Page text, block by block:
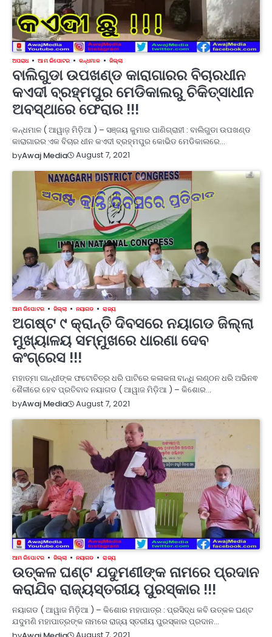
ଅପରାଧ ଆମ ରିପୋଟର କନ୍ଧମାଳ ଜିଲ୍ଲା
ବାଲିଗୁଡା ଉପଖଣ୍ଡ କାରାଗାରର ବିଚାରଧୀନ
କଏଦୀ ବ୍ରହ୍ମପୁର ମେଡିକାଲରୁ ଚିକିତ୍ସାଧୀନ
ଅବସ୍ଥାରେ ଫେରାର !!!
କନ୍ଧମାଳ ( ଆୱାଜ଼ ମିଡ଼ିଆ ) – ସଞ୍ଜୟ କୁମାର ପାଣିଗ୍ରାହୀ : ବାଲିଗୁଡା ଉପଖଣ୍ଡ
କାରାଗାରର ଏକ ବିଚାର ଧୀନ କଏଦୀ ବ୍ରହ୍ମପୁର କୋଭିଡ ମେଡିକାଲରେ…
byAwaj Media August 7, 2021
ଆମ ରିପୋଟର ଜିଲ୍ଲା ନୟାଗଡ ରାଜ୍ୟ
ଅଗଷ୍ଟ ୯ କ୍ରାନ୍ତି ଦିବସରେ ନୟାଗଡ ଜିଲ୍ଲା
ମୁଖ୍ୟାଳୟ ସମ୍ମୁଖରେ ଧାରଣା ଦେବ
କଂଗ୍ରେସ !!!
ମହାତ୍ମା ଗାନ୍ଧୀଙ୍କ ଫଟୋଚିତ୍ର ଧରି ପାଟିରେ କଳାକନା ବାନ୍ଧି ଲଣ୍ଠନ ଧରି ଅଭିନଵ
ଶୈଳୀରେ ହେବ ପ୍ରତିବାଦ ନୟାଗଡ ( ଆୱାଜ ମିଡ଼ିଆ ) – କିଶୋର…
byAwaj Media August 7, 2021
ଆମ ରିପୋଟର ଜିଲ୍ଲା ନୟାଗଡ ରାଜ୍ୟ
ଉତ୍କଳ ଘଣ୍ଟ ଯଦୁମଣୀଙ୍କ ନାମରେ ପ୍ରଦାନ
କରାଯିବ ରାଜ୍ୟସ୍ତରୀୟ ପୁରସ୍କାର !!!
ନୟାଗଡ ( ଆୱାଜ ମିଡ଼ିଆ ) – କିଶୋର ମହାପାତ୍ର : ପ୍ରସିଦ୍ଧ କବି ଉତ୍କଳ ଘଣ୍ଟ
ଯଦୁମଣି ମହାପାତ୍ରଙ୍କ ନାମରେ ରାଜ୍ୟ ସ୍ତରୀୟ ପୁରସ୍କାର ପ୍ରଦାନ…